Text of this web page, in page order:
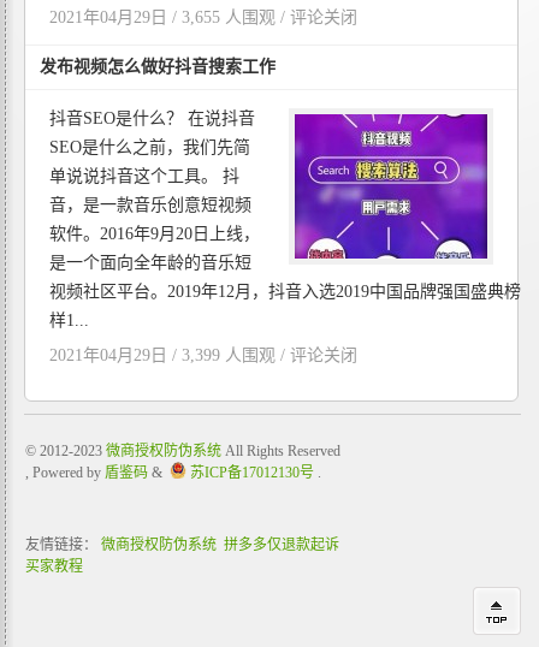
2021年04月29日 / 3,655 人围观 / 评论关闭
发布视频怎么做好抖音搜索工作
抖音SEO是什么？ 在说抖音
SEO是什么之前，我们先简
单说说抖音这个工具。 抖
音，是一款音乐创意短视频
软件。2016年9月20日上线，
是一个面向全年龄的音乐短
视频社区平台。2019年12月，抖音入选2019中国品牌强国盛典榜
样1...
2021年04月29日 / 3,399 人围观 / 评论关闭
© 2012-2023 微商授权防伪系统 All Rights Reserved
, Powered by 盾鉴码 & 苏ICP备17012130号 .
友情链接： 微商授权防伪系统 拼多多仅退款起诉
买家教程